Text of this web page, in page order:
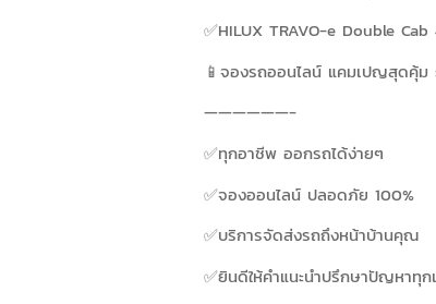
✅HILUX TRAVO-e Double
📱จองรถออนไลน์ แคมเปญสุดคุ้
——————-
✅ทุกอาชีพ ออกรถได้ง่ายๆ
✅จองออนไลน์ ปลอดภัย 100%
✅บริการจัดส่งรถถึงหน้าบ้านคุณ
✅ยินดีให้คำแนะนำปรึกษาปัญหาทุ